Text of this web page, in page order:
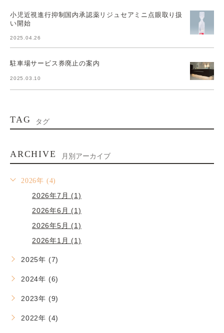
小児近視進行抑制国内承認薬リジュセアミニ点眼取り扱
い開始
2025.04.26
駐車場サービス券廃止の案内
2025.03.10
TAG タグ
ARCHIVE 月別アーカイブ
2026年 (4)
2026年7月 (1)
2026年6月 (1)
2026年5月 (1)
2026年1月 (1)
2025年 (7)
2024年 (6)
2023年 (9)
2022年 (4)